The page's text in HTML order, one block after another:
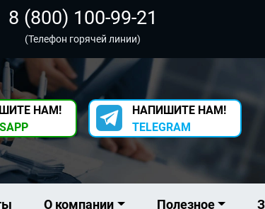
8 (800) 100-99-21
(Телефон горячей линии)
НАМ!
НАПИШИТЕ НАМ!
TELEGRAM
О компании Полезное